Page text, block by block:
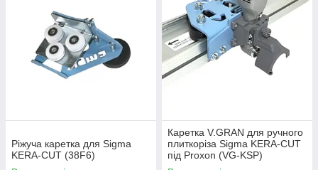
Ріжуча каретка для Sigma
KERA-CUT (38F6)
Каретка V.GRAN для ручного
плиткоріза Sigma KERA-CUT
під Proxon (VG-KSP)